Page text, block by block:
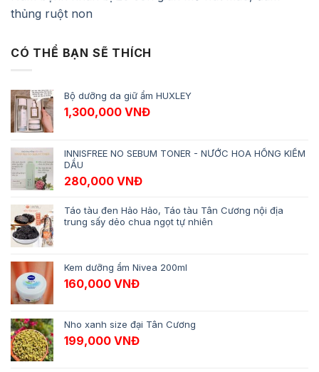
thủng ruột non
CÓ THỂ BẠN SẼ THÍCH
Bộ dưỡng da giữ ẩm HUXLEY
1,300,000 VNĐ
INNISFREE NO SEBUM TONER - NƯỚC HOA HỒNG KIỀM
DẦU
280,000 VNĐ
Táo tàu đen Hảo Hảo, Táo tàu Tân Cương nội địa
trung sấy dẻo chua ngọt tự nhiên
Kem dưỡng ẩm Nivea 200ml
160,000 VNĐ
Nho xanh size đại Tân Cương
199,000 VNĐ